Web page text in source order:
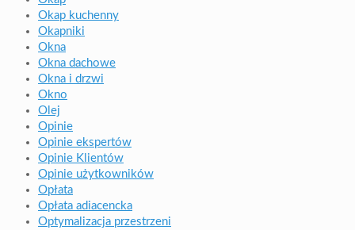
Okap kuchenny
Okapniki
Okna
Okna dachowe
Okna i drzwi
Okno
Olej
Opinie
Opinie ekspertów
Opinie Klientów
Opinie użytkowników
Opłata
Opłata adiacencka
Optymalizacja przestrzeni